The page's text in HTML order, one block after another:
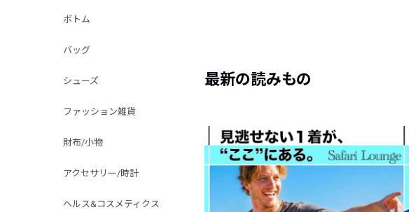
ボトム
バッグ
シューズ
ファッション雑貨
財布/小物
アクセサリー/時計
ヘルス&コスメティクス
最新の読みもの